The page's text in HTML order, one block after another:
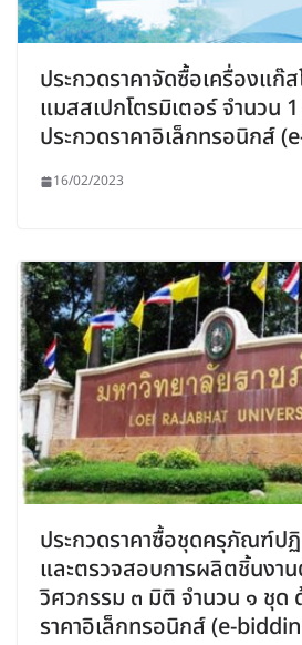
ประกวดราคาจัดซื้อเครื่องแก๊
แมสสเปกโตรมิเตอร์ จำนวน
ประกวดราคาอิเล็กทรอนิกส์
16/02/2023
ประกวดราคาซื้อชุดครุภัณฑ์ปฏิ
และตรวจสอบการผลิตชิ้นงา
วิศวกรรม ๓ มิติ จำนวน ๑ ชุด
ราคาอิเล็กทรอนิกส์ (e-